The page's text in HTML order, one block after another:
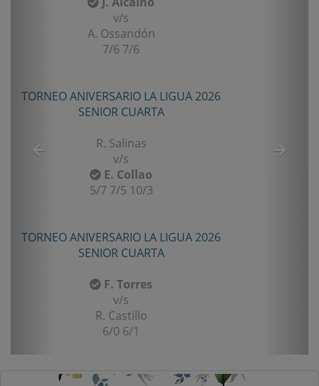
v/s
A. Ossandón
7/6 7/6
TORNEO ANIVERSARIO LA LIGUA 2026
SENIOR CUARTA
R. Salinas
v/s
E. Collao
5/7 7/5 10/3
TORNEO ANIVERSARIO LA LIGUA 2026
SENIOR CUARTA
F. Torres
v/s
R. Castillo
6/0 6/1